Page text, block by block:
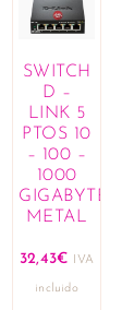
SWITCH
D –
LINK 5
PTOS 10
– 100 –
1000
GIGABYTE
METAL
32,43€ IVA
incluido